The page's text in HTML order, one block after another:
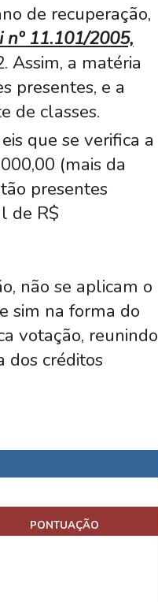
de recuperação,
11.101/2005,
Assim, a matéria
presentes, e a
de classes.
que se verifica a
(mais da
presentes
de R$
não se aplicam o
sim na forma do
votação, reunindo
dos créditos
PONTUAÇÃO